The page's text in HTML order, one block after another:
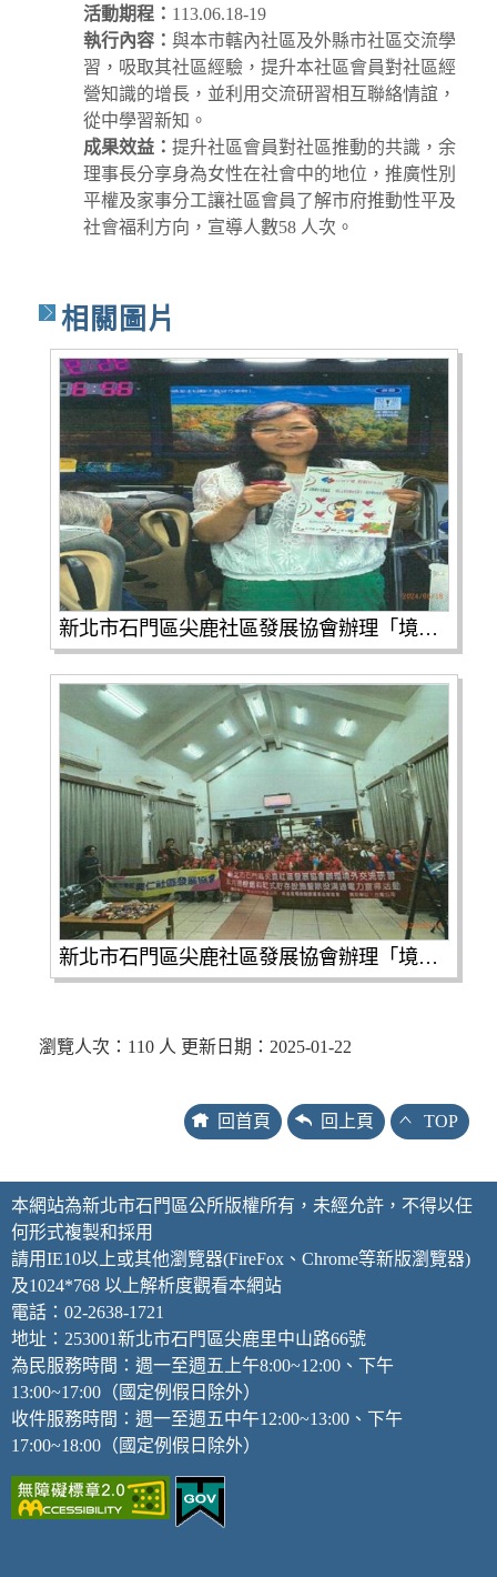
活動期程： 113.06.18-19
執行內容： 與本市轄內社區及外縣市社區交流學
習，吸取其社區經驗，提升本社區會員對社區經
營知識的增長，並利用交流研習相互聯絡情誼，
從中學習新知。
成果效益： 提升社區會員對社區推動的共識，余
理事長分享身為女性在社會中的地位，推廣性別
平權及家事分工讓社區會員了解市府推動性平及
社會福利方向，宣導人數58 人次。
相關圖片
新北市石門區尖鹿社區發展協會辦理「境外交流研習及用過核燃料乾式貯存設施暨除役溝通電力宣導活動」-1(共2張照片)
新北市石門區尖鹿社區發展協會辦理「境外交流研習及用過核燃料乾式貯存設施暨除役溝通電力宣導活動」-2
瀏覽人次：110 人 更新日期：2025-01-22
回首頁 回上頁 TOP
本網站為新北市石門區公所版權所有，未經允許，不得以任
何形式複製和採用
請用IE10以上或其他瀏覽器(FireFox、Chrome等新版瀏覽器)
及1024*768 以上解析度觀看本網站
電話：02-2638-1721
地址：253001新北市石門區尖鹿里中山路66號
為民服務時間：週一至週五上午8:00~12:00、下午
13:00~17:00（國定例假日除外）
收件服務時間：週一至週五中午12:00~13:00、下午
17:00~18:00（國定例假日除外）